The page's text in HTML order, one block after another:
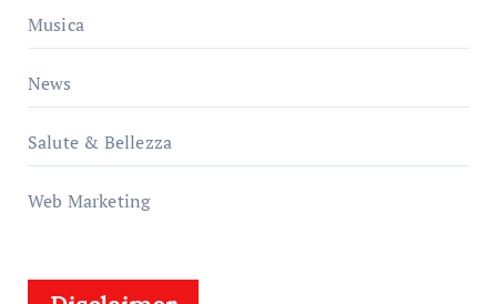
Musica
News
Salute & Bellezza
Web Marketing